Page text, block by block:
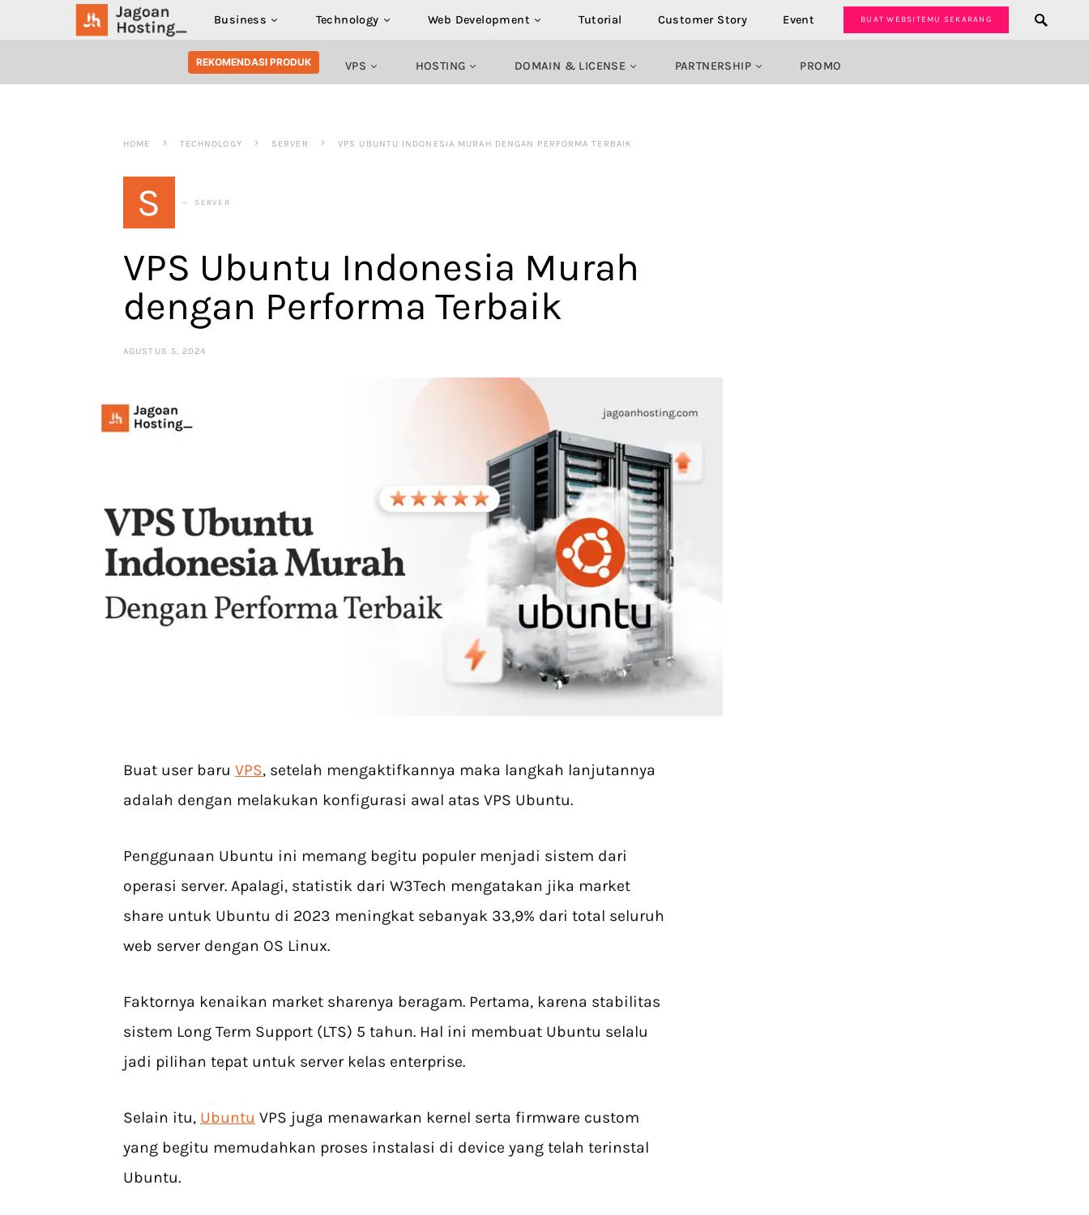
Business Technology Web Development Tutorial Customer Story Event BUAT WEBSITEMU SEKARANG
SEARCH FOR:
REKOMENDASI PRODUK VPS HOSTING DOMAIN & LICENSE PARTNERSHIP PROMO
HOME TECHNOLOGY SERVER VPS UBUNTU INDONESIA MURAH DENGAN PERFORMA TERBAIK
S SERVER
VPS Ubuntu Indonesia Murah
dengan Performa Terbaik
AGUSTUS 5, 2024
Buat user baru VPS, setelah mengaktifkannya maka langkah lanjutannya
adalah dengan melakukan konfigurasi awal atas VPS Ubuntu.
Penggunaan Ubuntu ini memang begitu populer menjadi sistem dari
operasi server. Apalagi, statistik dari W3Tech mengatakan jika market
share untuk Ubuntu di 2023 meningkat sebanyak 33,9% dari total seluruh
web server dengan OS Linux.
Faktornya kenaikan market sharenya beragam. Pertama, karena stabilitas
sistem Long Term Support (LTS) 5 tahun. Hal ini membuat Ubuntu selalu
jadi pilihan tepat untuk server kelas enterprise.
Selain itu, Ubuntu VPS juga menawarkan kernel serta firmware custom
yang begitu memudahkan proses instalasi di device yang telah terinstal
Ubuntu.